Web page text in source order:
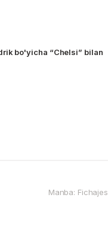
bo'yicha “Chelsi” bilan
Manba: Fichajes